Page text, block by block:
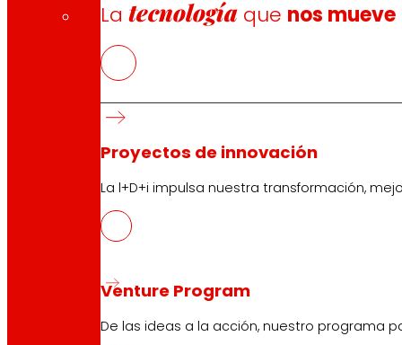
Latecnología que nos mueve
Proyectos de innovación
La l+D+i impulsa nuestra transformación,
Venture Program
De las ideas a la acción, nuestro programa
Generamos resultados para sostener el proyecto